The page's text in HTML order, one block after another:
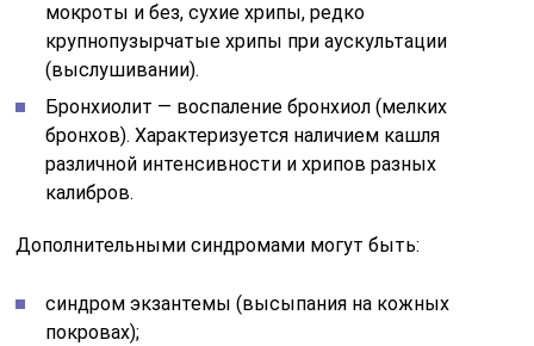
мокроты и без, сухие хрипы, редко
крупнопузырчатые хрипы при аускультации
(выслушивании).
Бронхиолит — воспаление бронхиол (мелких
бронхов). Характеризуется наличием кашля
различной интенсивности и хрипов разных
калибров.
Дополнительными синдромами могут быть:
синдром экзантемы (высыпания на кожных
покровах);